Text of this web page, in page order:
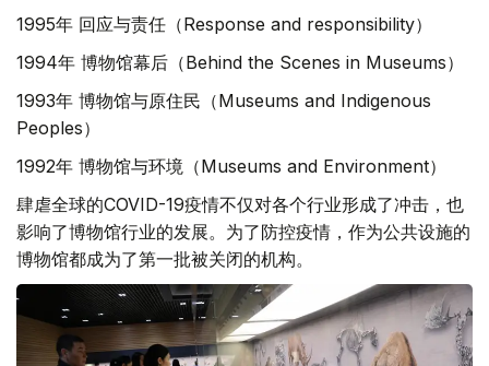
1995年 回应与责任（Response and responsibility）
1994年 博物馆幕后（Behind the Scenes in Museums）
1993年 博物馆与原住民（Museums and Indigenous
Peoples）
1992年 博物馆与环境（Museums and Environment）
肆虐全球的COVID-19疫情不仅对各个行业形成了冲击，也
影响了博物馆行业的发展。为了防控疫情，作为公共设施的
博物馆都成为了第一批被关闭的机构。